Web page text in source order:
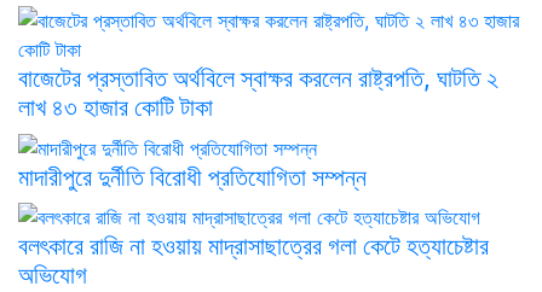
বাজেটের প্রস্তাবিত অর্থবিলে স্বাক্ষর করলেন রাষ্ট্রপতি, ঘাটতি ২
লাখ ৪৩ হাজার কোটি টাকা
মাদারীপুরে দুর্নীতি বিরোধী প্রতিযোগিতা সম্পন্ন
বলৎকারে রাজি না হওয়ায় মাদ্রাসাছাত্রের গলা কেটে হত্যাচেষ্টার
অভিযোগ